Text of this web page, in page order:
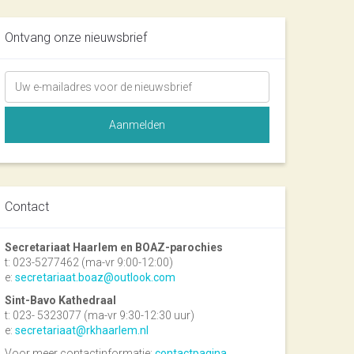
Ontvang onze nieuwsbrief
Contact
Secretariaat Haarlem en BOAZ-parochies
t: 023-5277462 (ma-vr 9:00-12:00)
e: secretariaat.boaz@outlook.com
Sint-Bavo Kathedraal
t: 023- 5323077 (ma-vr 9:30-12:30 uur)
e: secretariaat@rkhaarlem.nl